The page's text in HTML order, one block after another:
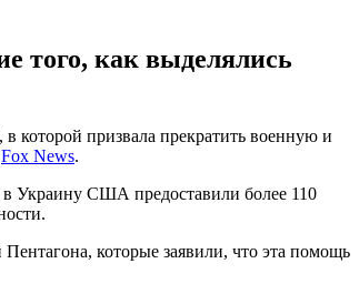
того, как выделялись
которой призвала прекратить военную и
Fox News.
в Украину США предоставили более 110
которые заявили, что эта помощь